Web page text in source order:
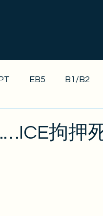
EB5 B1/B2
拘押